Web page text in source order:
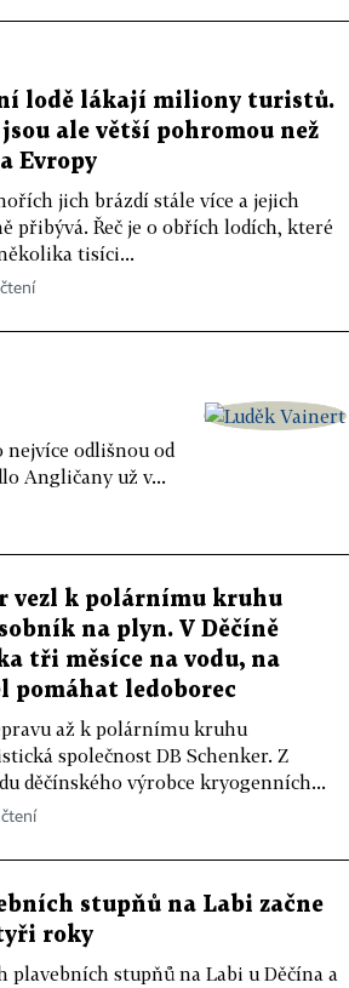
lodě lákají miliony turistů.
ale větší pohromou než
Evropy
jich brázdí stále více a jejich
přibývá. Řeč je o obřích lodích, které
tisíci...
odlišnou od
Angličany už v...
vezl k polárnímu kruhu
na plyn. V Děčíně
tři měsíce na vodu, na
pomáhat ledoborec
až k polárnímu kruhu
společnost DB Schenker. Z
děčínského výrobce kryogenních...
čtení
stupňů na Labi začne
roky
plavebních stupňů na Labi u Děčína a